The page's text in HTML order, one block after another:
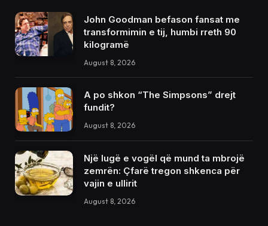
John Goodman befason fansat me
transformimin e tij, humbi rreth 90
kilogramë
August 8, 2026
A po shkon “The Simpsons” drejt
fundit?
August 8, 2026
Një lugë e vogël që mund ta mbrojë
zemrën: Çfarë tregon shkenca për
vajin e ullirit
August 8, 2026